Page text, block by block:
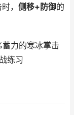
， 侧移+防御的
力的寒冰掌击
练习